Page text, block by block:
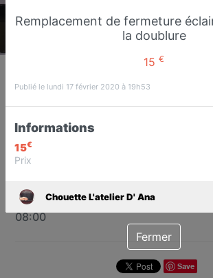
Chouette L'atelier
Repassage et retouches
Sur Rendez-vous demain dès
08:00
Save
Remplacement de fermeture
la doublure
15 €
Publié le lundi 17 février 2020 à 19h53
Informations
15€
Prix
Chouette L'atelier D' Ana
Fermer